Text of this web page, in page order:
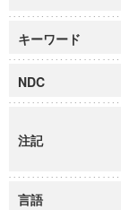
キーワード
NDC
注記
言語